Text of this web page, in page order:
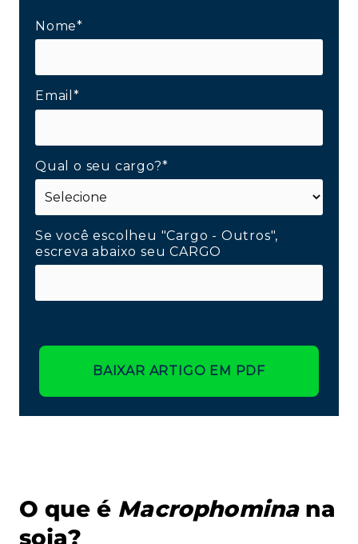
Nome*
Email*
Qual o seu cargo?*
Se você escolheu "Cargo - Outros",
escreva abaixo seu CARGO
BAIXAR ARTIGO EM PDF
O que é Macrophominana
soja?